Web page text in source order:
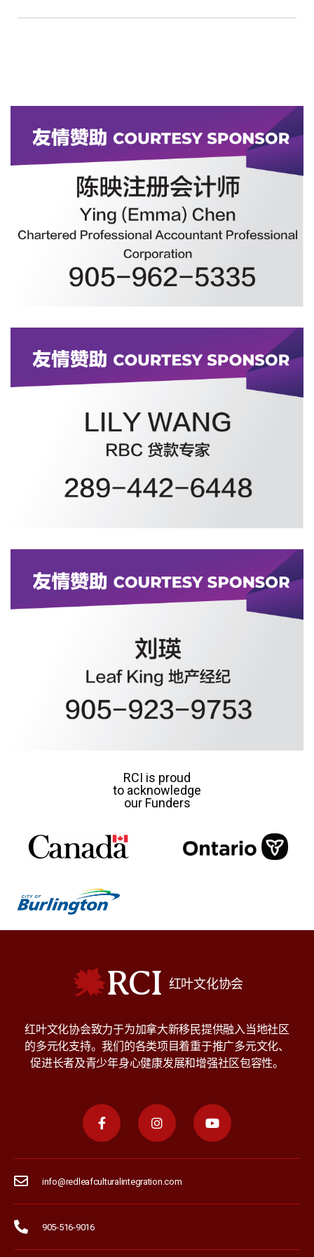
RCI is proud
to acknowledge
our Funders
RCI 红叶文化协会
红叶文化协会致力于为加拿大新移民提供融入当地社区
的多元化支持。我们的各类项目着重于推广多元文化、
促进长者及青少年身心健康发展和增强社区包容性。
info@redleafculturalintegration.com
905-516-9016